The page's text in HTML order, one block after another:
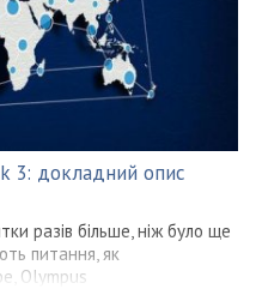
3: докладний опис
разів більше, ніж було ще
питання, як
Olympus